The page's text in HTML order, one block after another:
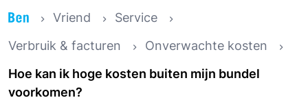
Vriend
Service
Verbruik & facturen
Onverwachte kosten
Hoe kan ik hoge kosten buiten mijn bundel
voorkomen?